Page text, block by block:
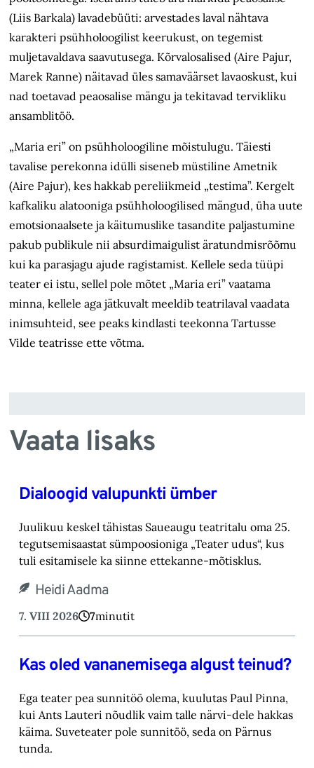
(Liis Barkala) lavadebüüti: arvestades laval nähtava
karakteri psühholoogilist keerukust, on tegemist
muljetavaldava saavutusega. Kõrvalosalised (Aire Pajur,
Marek Ranne) näitavad üles samaväärset lavaoskust, kui
nad toetavad peaosalise mängu ja tekitavad tervikliku
ansamblitöö.
„Maria eri” on psühholoogiline mõistulugu. Täiesti
tavalise perekonna idülli siseneb müstiline Ametnik
(Aire Pajur), kes hakkab pereliikmeid „testima”. Kergelt
kafkaliku alatooniga psühholoogilised mängud, üha uute
emotsionaalsete ja käitumuslike tasandite paljastumine
pakub publikule nii absurdimaigulist äratundmisrõõmu
kui ka parasjagu ajude ragistamist. Kellele seda tüüpi
teater ei istu, sellel pole mõtet „Maria eri” vaatama
minna, kellele aga jätkuvalt meeldib teatrilaval vaadata
inimsuhteid, see peaks kindlasti teekonna Tartusse
Vilde teatrisse ette võtma.
Vaata lisaks
Dialoogid valupunkti ümber
Juulikuu keskel tähistas Saueaugu teatritalu oma 25.
tegutsemisaastat sümpoosioniga „Teater ‎udus“, kus
tuli esitamisele ka siinne ettekanne-mõtisklus.‎
Heidi Aadma
7. VIII 2026 7minutit
Kas oled vananemisega algust teinud?
Ega teater pea sunnitöö olema, kuulutas Paul Pinna,
kui Ants Lauteri nõudlik vaim talle närvi-‎dele hakkas
käima. Suveteater pole sunnitöö, seda on Pärnus
tunda.‎